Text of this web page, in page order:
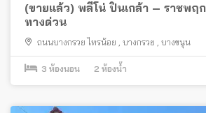
(ขายแล้ว) พลีโน่ ปิ่นเกล้า – ราชพฤ
ทางด่วน
ถนนบางกรวย ไทรน้อย , บางกรวย , บางขนุน
3 ห้องนอน 2 ห้องน้ำ